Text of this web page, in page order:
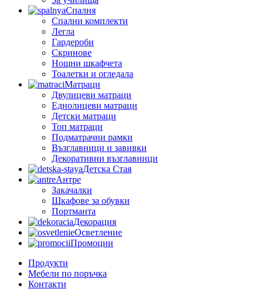
Спалня
Спални комплекти
Легла
Гардероби
Скринове
Нощни шкафчета
Тоалетки и огледала
Матраци
Двулицеви матраци
Еднолицеви матраци
Детски матраци
Топ матраци
Подматрачни рамки
Възглавници и завивки
Декоративни възглавници
Детска Стая
Антре
Закачалки
Шкафове за обувки
Портманта
Декорация
Осветление
Промоции
Продукти
Мебели по поръчка
Контакти